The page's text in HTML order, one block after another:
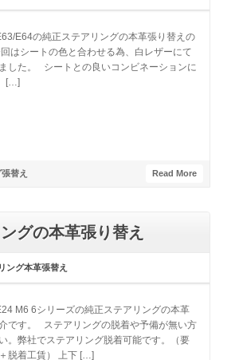
E64の純正ステアリングの本革張り替えの
はシートの色と合わせる為、白レザーにて
した。 シートとの良いコンビネーションに
[…]
替え Read More
グの本革張り替え
ング本革張替え
M6 6シリーズの純正ステアリングの本革
です。 ステアリングの脱着や予備が無い方
。弊社でステアリング脱着可能です。（要
脱着工賃） 上下 […]